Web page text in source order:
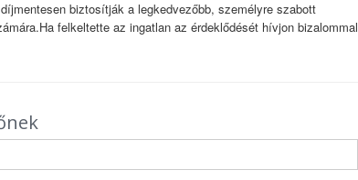
biztosítják a legkedvezőbb, személyre szabott
felkeltette az ingatlan az érdeklődését hívjon bizalommal